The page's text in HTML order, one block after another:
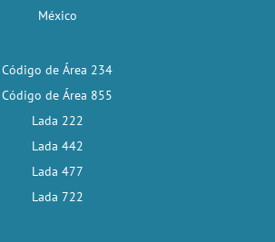
México
Código de Área 234
Código de Área 855
Lada 222
Lada 442
Lada 477
Lada 722